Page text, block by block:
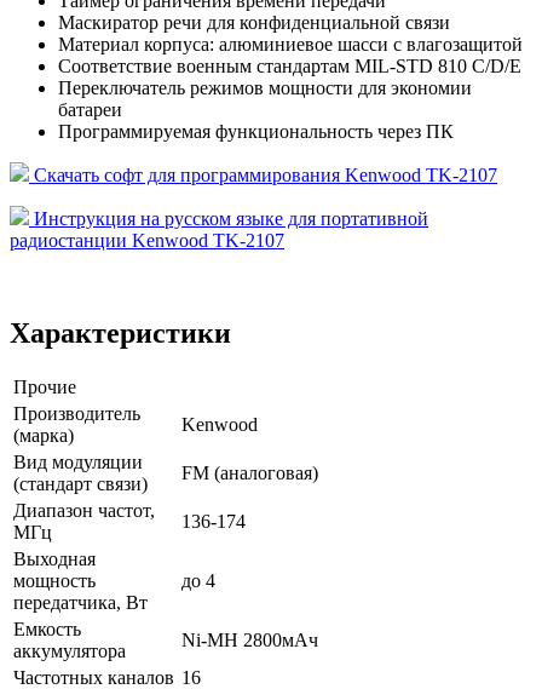
Маскиратор речи для конфиденциальной связи
Материал корпуса: алюминиевое шасси с влагозащитой
Соответствие военным стандартам MIL-STD 810 C/D/E
Переключатель режимов мощности для экономии
батареи
Программируемая функциональность через ПК
Скачать софт для программирования Kenwood TK-2107
Инструкция на русском языке для портативной
радиостанции Kenwood TK-2107
Характеристики
Прочие
Производитель
(марка)
Kenwood
Вид модуляции
(стандарт связи)
FM (аналоговая)
Диапазон частот,
МГц
136-174
Выходная
мощность
передатчика, Вт
до 4
Емкость
аккумулятора
Ni-MH 2800мАч
Частотных каналов 16